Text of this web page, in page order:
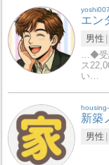
yoshi007
エン
男性
…◆受
ス
い…
housing-
新築
男性